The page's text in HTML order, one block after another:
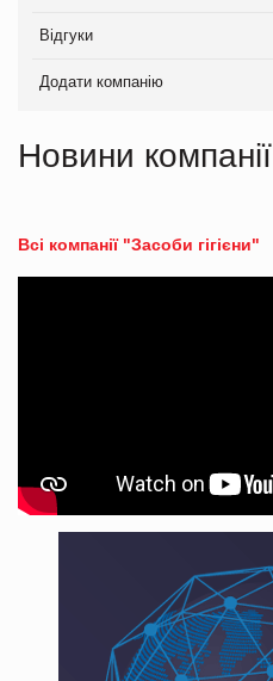
Відгуки
Додати компанію
Новини компанії
Всі компанії "Засоби гігієни"